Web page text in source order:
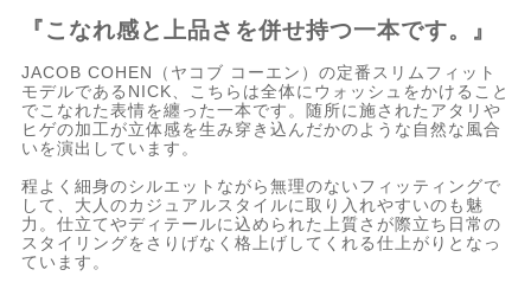
『こなれ感と上品さを併せ持つ一本です。』
JACOB COHEN（ヤコブ コーエン）の定番スリムフィット
モデルであるNICK、こちらは全体にウォッシュをかけること
でこなれた表情を纏った一本です。随所に施されたアタリや
ヒゲの加工が立体感を生み穿き込んだかのような自然な風合
いを演出しています。
程よく細身のシルエットながら無理のないフィッティングで
して、大人のカジュアルスタイルに取り入れやすいのも魅
力。仕立てやディテールに込められた上質さが際立ち日常の
スタイリングをさりげなく格上げしてくれる仕上がりとなっ
ています。